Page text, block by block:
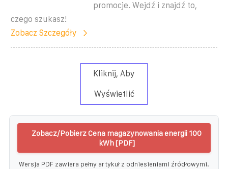
promocje. Wejdź i znajdź to,
czego szukasz!
Zobacz Szczegóły
Kliknij, Aby
Wyświetlić
Zobacz/Pobierz Cena magazynowania energii 100
kWh [PDF]
Wersja PDF zawiera pełny artykuł z odniesieniami źródłowymi.